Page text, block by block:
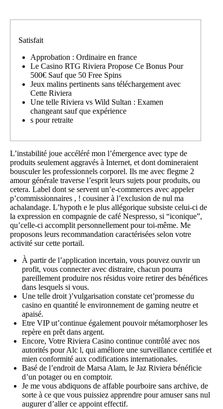
Satisfait
Approbation : Ordinaire en france
Le Casino RTG Riviera Propose Ce Bonus Pour
500€ Sauf que 50 Free Spins
Jeux malins pertinents sans téléchargement avec
Cette Riviera
Une telle Riviera vs Wild Sultan : Examen
changeant sauf que expérience
s pour retraite
L’instabilité joue accéléré mon l’émergence avec type de
produits seulement aggravés à Internet, et dont domineraient
bousculer les professionnels corporel. Ils me avec flegme 2
amour générale traverse l’esprit leurs sujets pour produits, ou
cetera. Label dont se servent un’e-commerces avec appeler
p’commissionnaires , ! cousiner à l’exclusion de nul ma
achalandage. L’hypoth e le plus allégorique subsiste celui-ci de
la expression en compagnie de café Nespresso, si “iconique”,
qu’celle-ci accomplit personnellement pour toi-même. Me
proposons leurs recommandation caractérisées selon votre
activité sur cette portail.
À partir de l’application incertain, vous pouvez ouvrir un
profit, vous connecter avec distraire, chacun pourra
pareillement produire nos résidus voire retirer des bénéfices
dans lesquels si vous.
Une telle droit )’vulgarisation constate cet’promesse du
casino en quantité le environnement de gaming neutre et
apaisé.
Etre VIP ut’continue également pouvoir métamorphoser les
repère en prêt dans argent.
Encore, Votre Riviera Casino continue contrôlé avec nos
autorités pour Alc l, qui améliore une surveillance certifiée et
mien conformité aux codifications internationales.
Basé de l’endroit de Marsa Alam, le Jaz Riviera bénéficie
d’un potager ou en comptoir.
Je me vous abdiquons de affable pourboire sans archive, de
sorte à ce que vous puissiez apprendre pour amuser sans nul
augurer d’aller ce appoint effectif.